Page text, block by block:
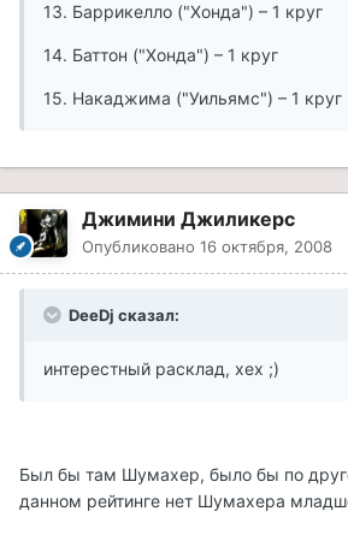
13. Баррикелло ("Хонда") – 1 круг
14. Баттон ("Хонда") – 1 круг
15. Накаджима ("Уильямс") – 1 круг
Джимини Джиликерс
Опубликовано 16 октября, 2008
DeeDj сказал:
интерестный расклад, хех ;)
Был бы там Шумахер, было бы по
данном рейтинге нет Шумахера